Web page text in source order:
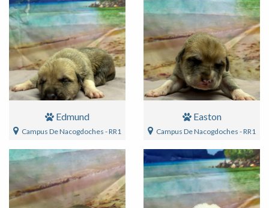
Edmund
Campus De Nacogdoches - RR1
Easton
Campus De Nacogdoches - RR1